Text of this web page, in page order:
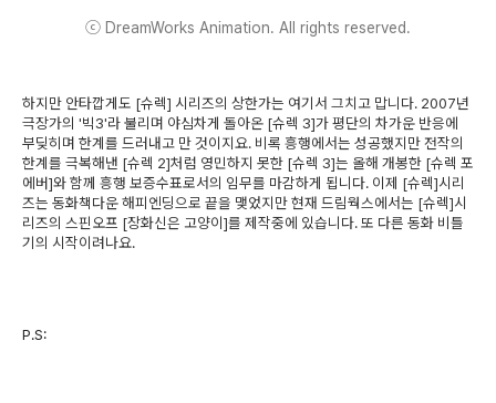
ⓒ DreamWorks Animation. All rights reserved.
하지만 안타깝게도 [슈렉] 시리즈의 상한가는 여기서 그치고 맙니다. 2007년
극장가의 '빅3'라 불리며 야심차게 돌아온 [슈렉 3]가 평단의 차가운 반응에
부딪히며 한계를 드러내고 만 것이지요. 비록 흥행에서는 성공했지만 전작의
한계를 극복해낸 [슈렉 2]처럼 영민하지 못한 [슈렉 3]는 올해 개봉한 [슈렉 포
에버]와 함께 흥행 보증수표로서의 임무를 마감하게 됩니다. 이제 [슈렉]시리
즈는 동화책다운 해피엔딩으로 끝을 맺었지만 현재 드림웍스에서는 [슈렉]시
리즈의 스핀오프 [장화신은 고양이]를 제작중에 있습니다. 또 다른 동화 비틀
기의 시작이려나요.
P.S: